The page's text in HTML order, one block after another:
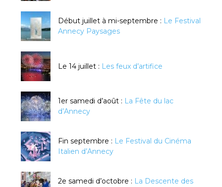
Début juillet à mi-septembre : Le Festival
Annecy Paysages
Le 14 juillet : Les feux d’artifice
1er samedi d’août : La Fête du lac
d’Annecy
Fin septembre : Le Festival du Cinéma
Italien d’Annecy
2e samedi d’octobre : La Descente des